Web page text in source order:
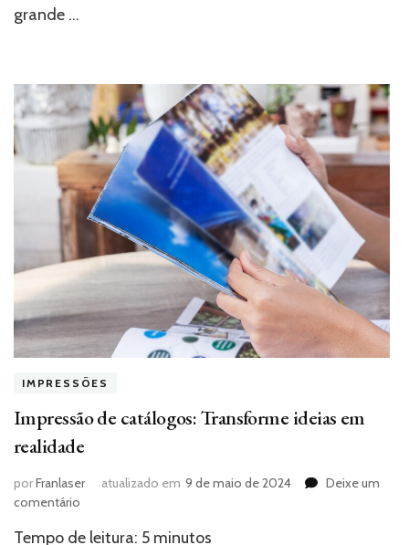
grande …
IMPRESSÕES
Impressão de catálogos: Transforme ideias em
realidade
porFranlaser atualizado em 9 de maio de 2024
Deixe um
comentário
de
Tempo de leitura: 5 minutos